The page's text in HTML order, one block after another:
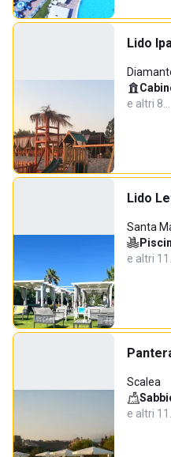
Lido
e altri 8…
Lido
Santa
e altri 11…
Scalea
e altri 11…